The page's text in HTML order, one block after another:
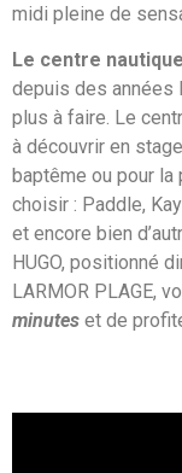
midi pleine de
Le centre
depuis des années
plus à faire. Le
à découvrir en
baptême ou pour la
choisir : Paddle,
et encore bien
HUGO, positionné
LARMOR PLAGE,
minutes et de